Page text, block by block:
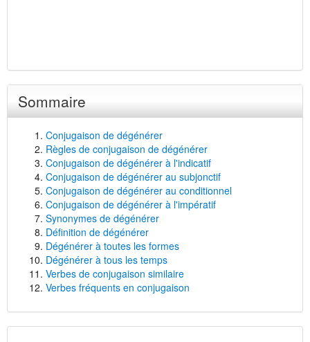
Sommaire
Conjugaison de dégénérer
Règles de conjugaison de dégénérer
Conjugaison de dégénérer à l'indicatif
Conjugaison de dégénérer au subjonctif
Conjugaison de dégénérer au conditionnel
Conjugaison de dégénérer à l'impératif
Synonymes de dégénérer
Définition de dégénérer
Dégénérer à toutes les formes
Dégénérer à tous les temps
Verbes de conjugaison similaire
Verbes fréquents en conjugaison